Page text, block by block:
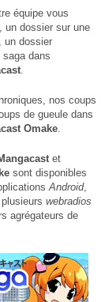
équipe vous
un dossier sur une
un dossier
dans
.
nos coups
de gueule dans
Omake.
et
sont disponibles
Android,
webradios
agrégateurs de